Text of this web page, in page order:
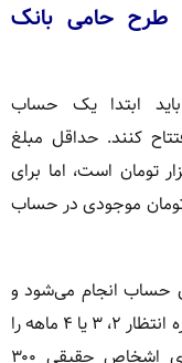
طرح حامی بانک
یک حساب
حداقل مبلغ
حقیقی ۱۰۰ هزار تومان است، اما برای
میلیون تومان موجودی در حساب
انجام می‌شود و
متقاضیان باید با توجه به شرایط انتخابی، دوره انتظار ۲، ۳ یا ۴ ماهه را
سپری کنند. همچنین سقف تسهیلات برای اشخاص حقیقی ۳۰۰